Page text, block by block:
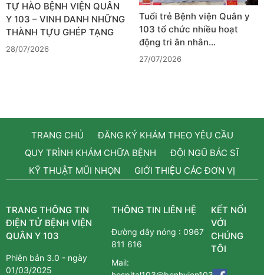
TỰ HÀO BỆNH VIỆN QUÂN
Y 103 – VINH DANH NHỮNG
THÀNH TỰU GHÉP TẠNG
28/07/2026
Tuổi trẻ Bệnh viện Quân y
103 tổ chức nhiều hoạt
động tri ân nhân…
27/07/2026
TRANG CHỦ
ĐĂNG KÝ KHÁM THEO YÊU CẦU
QUY TRÌNH KHÁM CHỮA BỆNH
ĐỘI NGŨ BÁC SĨ
KỸ THUẬT MŨI NHỌN
GIỚI THIỆU CÁC ĐƠN VỊ
TRANG THÔNG TIN
ĐIỆN TỬ BỆNH VIỆN
QUÂN Y 103
Phiên bản 3.0 - ngày
01/03/2025
THÔNG TIN LIÊN HỆ
Đường dây nóng :0967
811 616
Mail:
KẾT NỐI
VỚI
CHÚNG
TÔI